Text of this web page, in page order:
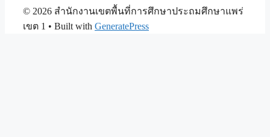
© 2026 สำนักงานเขตพื้นที่การศึกษาประถมศึกษาแพร่
เขต 1 • Built with GeneratePress